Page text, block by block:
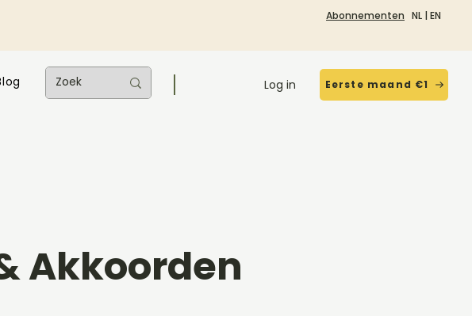
Abonnementen NL | EN
Log in Eerste maand €1
Akkoorden